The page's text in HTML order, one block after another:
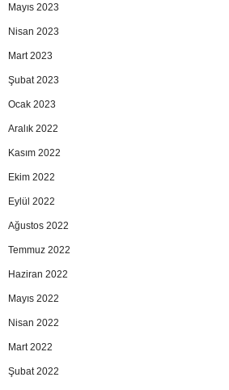
Mayıs 2023
Nisan 2023
Mart 2023
Şubat 2023
Ocak 2023
Aralık 2022
Kasım 2022
Ekim 2022
Eylül 2022
Ağustos 2022
Temmuz 2022
Haziran 2022
Mayıs 2022
Nisan 2022
Mart 2022
Şubat 2022